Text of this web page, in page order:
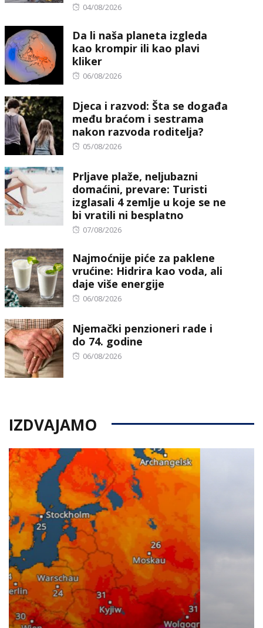
Posted
04/08/2026
Da li naša planeta izgleda
kao krompir ili kao plavi
kliker
Posted
06/08/2026
Djeca i razvod: Šta se događa
među braćom i sestrama
nakon razvoda roditelja?
Posted
05/08/2026
Prljave plaže, neljubazni
domaćini, prevare: Turisti
izglasali 4 zemlje u koje se ne
bi vratili ni besplatno
Posted
07/08/2026
Najmoćnije piće za paklene
vrućine: Hidrira kao voda, ali
daje više energije
Posted
06/08/2026
Njemački penzioneri rade i
do 74. godine
Posted
06/08/2026
IZDVAJAMO